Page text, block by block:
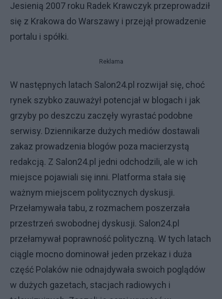
Jesienią 2007 roku Radek Krawczyk przeprowadził
się z Krakowa do Warszawy i przejął prowadzenie
portalu i spółki.
Reklama
W następnych latach Salon24.pl rozwijał się, choć
rynek szybko zauważył potencjał w blogach i jak
grzyby po deszczu zaczęły wyrastać podobne
serwisy. Dziennikarze dużych mediów dostawali
zakaz prowadzenia blogów poza macierzystą
redakcją. Z Salon24.pl jedni odchodzili, ale w ich
miejsce pojawiali się inni. Platforma stała się
ważnym miejscem politycznych dyskusji.
Przełamywała tabu, z rozmachem poszerzała
przestrzeń swobodnej dyskusji. Salon24.pl
przełamywał poprawność polityczną. W tych latach
ciągle mocno dominował jeden przekaz i duża
część Polaków nie odnajdywała swoich poglądów
w dużych gazetach, stacjach radiowych i